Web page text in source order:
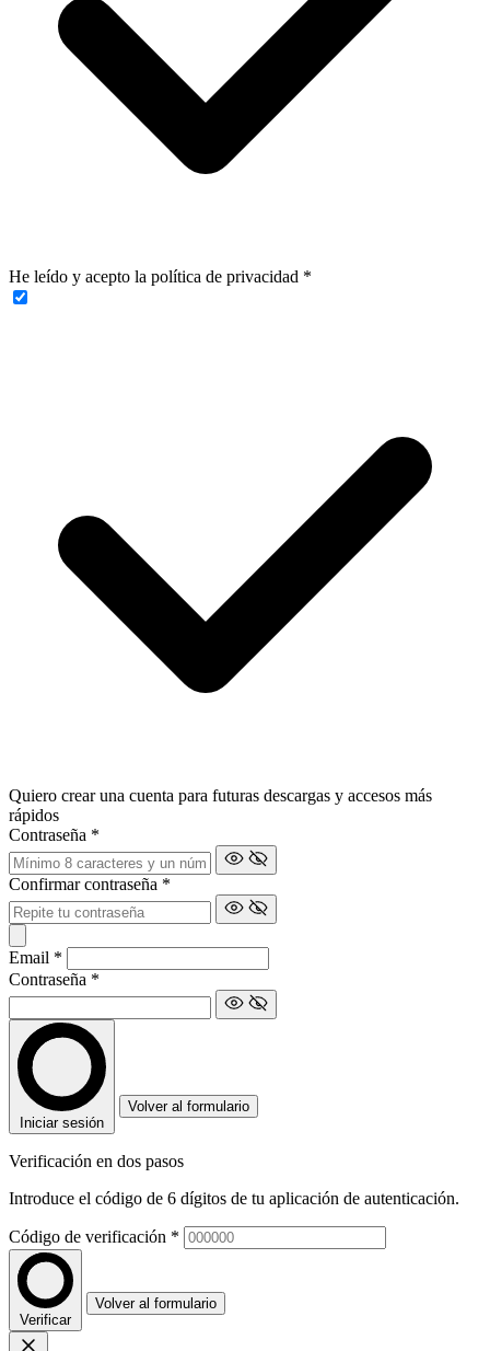
He leído y acepto la política de privacidad *
Quiero crear una cuenta para futuras descargas y accesos más
rápidos
Contraseña *
Confirmar contraseña *
Email *
Contraseña *
Iniciar sesión
Volver al formulario
Verificación en dos pasos
Introduce el código de 6 dígitos de tu aplicación de autenticación.
Código de verificación *
Verificar
Volver al formulario